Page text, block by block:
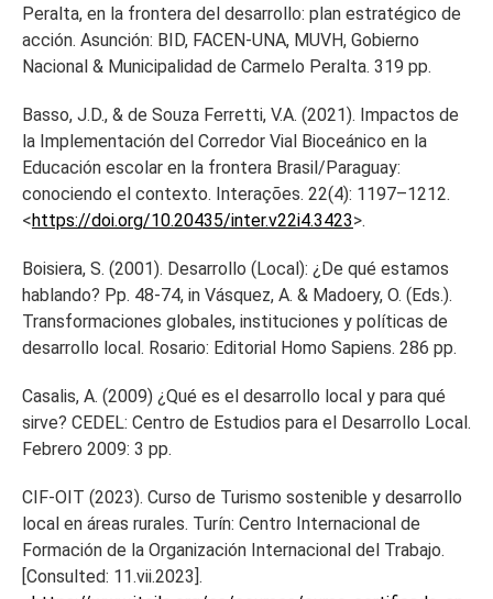
Peralta, en la frontera del desarrollo: plan estratégico de
acción. Asunción: BID, FACEN-UNA, MUVH, Gobierno
Nacional & Municipalidad de Carmelo Peralta. 319 pp.
Basso, J.D., & de Souza Ferretti, V.A. (2021). Impactos de
la Implementación del Corredor Vial Bioceánico en la
Educación escolar en la frontera Brasil/Paraguay:
conociendo el contexto. Interações. 22(4): 1197–1212.
<https://doi.org/10.20435/inter.v22i4.3423>.
Boisiera, S. (2001). Desarrollo (Local): ¿De qué estamos
hablando? Pp. 48-74, in Vásquez, A. & Madoery, O. (Eds.).
Transformaciones globales, instituciones y políticas de
desarrollo local. Rosario: Editorial Homo Sapiens. 286 pp.
Casalis, A. (2009) ¿Qué es el desarrollo local y para qué
sirve? CEDEL: Centro de Estudios para el Desarrollo Local.
Febrero 2009: 3 pp.
CIF-OIT (2023). Curso de Turismo sostenible y desarrollo
local en áreas rurales. Turín: Centro Internacional de
Formación de la Organización Internacional del Trabajo.
[Consulted: 11.vii.2023].